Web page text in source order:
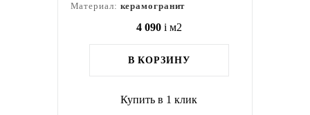
Материал: керамогранит
4 090 i м2
В КОРЗИНУ
Купить в 1 клик